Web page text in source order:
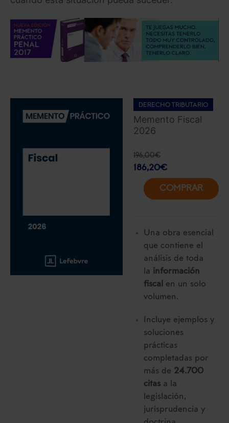
DERECHO TRIBUTARIO
Memento Fiscal
2026
196,00€
186,20€
COMPRAR
Una obra esencial
que contiene el
análisis de toda
la información
fiscal en un solo
volumen.
Incluye ejemplos y
soluciones
prácticas
completadas por
más de 24.700
citas a la
legislación,
jurisprudencia y